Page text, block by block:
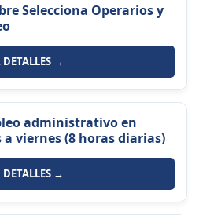
Selecciona Operarios y
DETALLES →
administrativo en
viernes (8 horas diarias)
DETALLES →